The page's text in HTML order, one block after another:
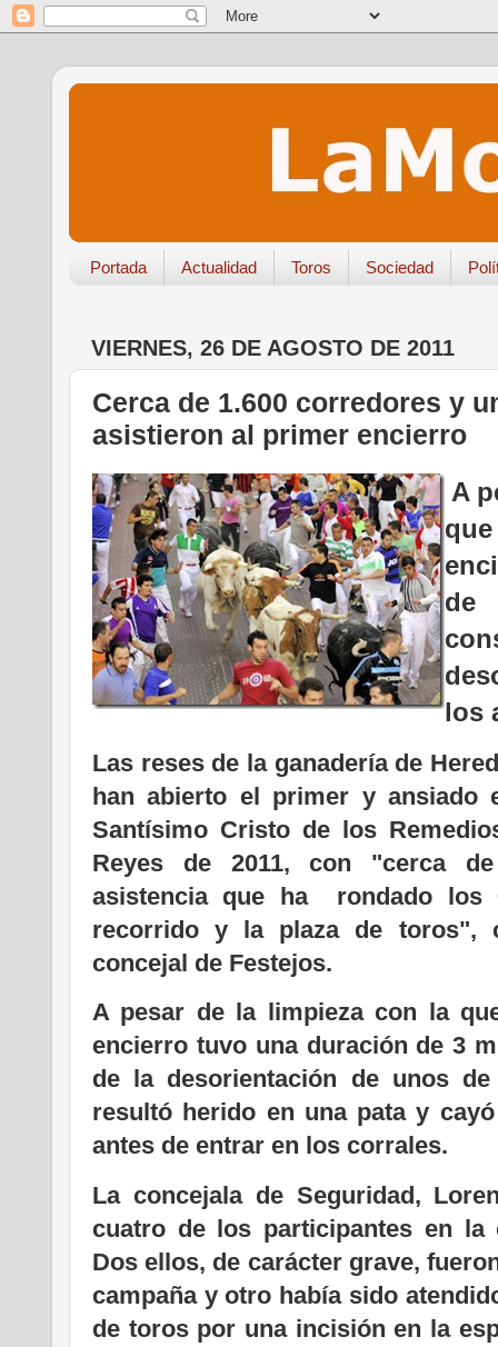
Portada Actualidad Toros Sociedad
VIERNES, 26 DE AGOSTO DE 2011
Cerca de 1.600 corredores y
asistieron al primer encierro
A
los
Las reses de la ganadería de
han abierto el primer y ansiado
Santísimo Cristo de los
Reyes de 2011, con "cerca
asistencia que ha rondado los
recorrido y la plaza de toros",
concejal de Festejos.
A pesar de la limpieza con la
encierro tuvo una duración de 3
de la desorientación de unos
resultó herido en una pata y
antes de entrar en los corrales.
La concejala de Seguridad,
cuatro de los participantes en la
Dos ellos, de carácter grave,
campaña y otro había sido
de toros por una incisión en la